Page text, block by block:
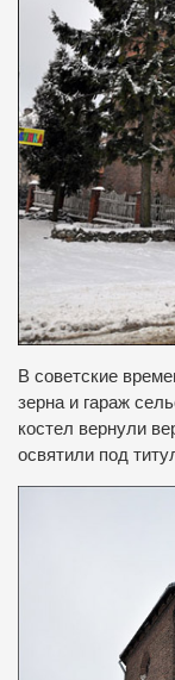
В советские
зерна и гараж
костел вернули
освятили под